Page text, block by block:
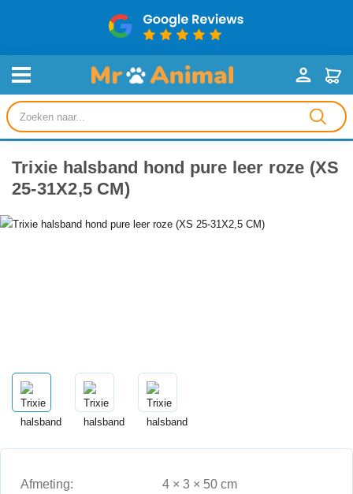
Producten
zoeken
Trixie halsband hond pure leer roze (XS
25-31X2,5 CM)
Afmeting: 4 × 3 × 50 cm